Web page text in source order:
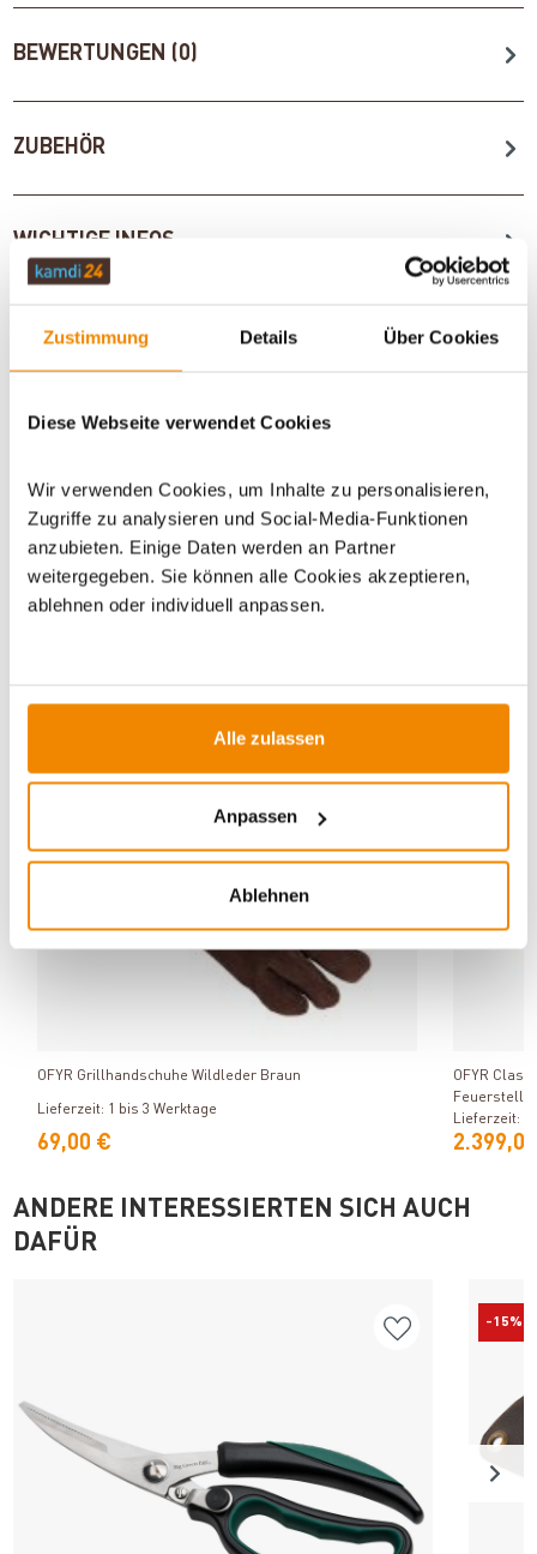
Zustimmung Details Über Cookies
Diese Webseite verwendet Cookies
Wir verwenden Cookies, um Inhalte zu personalisieren,
Zugriffe zu analysieren und Social-Media-Funktionen
anzubieten. Einige Daten werden an Partner
weitergegeben. Sie können alle Cookies akzeptieren,
ablehnen oder individuell anpassen.
Alle zulassen
Anpassen
Ablehnen
BEWERTUNGEN (0)
ZUBEHÖR
WICHTIGE INFOS
Artikeldatenblatt drucken Frage zum Artikel
Dieses Produkt finden Sie unter: Grillzubehör
OFYR Grillhandschuhe Wildleder Braun
Lieferzeit: 1 bis 3 Werktage
69,00 €
OFYR
Feuerstelle
Lieferzeit: 1
ANDERE INTERESSIERTEN SICH AUCH
DAFÜR
-15%